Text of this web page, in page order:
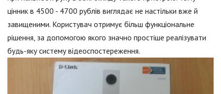
цінник в 4500 - 4700 рублів виглядає не настільки вже й
завищеними. Користувач отримує більш функціональне
рішення, за допомогою якого значно простіше реалізувати
будь-яку систему відеоспостереження.